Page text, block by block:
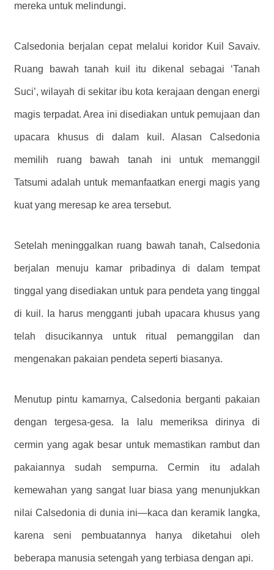
mereka untuk melindungi.
Calsedonia berjalan cepat melalui koridor Kuil Savaiv.
Ruang bawah tanah kuil itu dikenal sebagai ‘Tanah
Suci’, wilayah di sekitar ibu kota kerajaan dengan energi
magis terpadat. Area ini disediakan untuk pemujaan dan
upacara khusus di dalam kuil. Alasan Calsedonia
memilih ruang bawah tanah ini untuk memanggil
Tatsumi adalah untuk memanfaatkan energi magis yang
kuat yang meresap ke area tersebut.
Setelah meninggalkan ruang bawah tanah, Calsedonia
berjalan menuju kamar pribadinya di dalam tempat
tinggal yang disediakan untuk para pendeta yang tinggal
di kuil. Ia harus mengganti jubah upacara khusus yang
telah disucikannya untuk ritual pemanggilan dan
mengenakan pakaian pendeta seperti biasanya.
Menutup pintu kamarnya, Calsedonia berganti pakaian
dengan tergesa-gesa. Ia lalu memeriksa dirinya di
cermin yang agak besar untuk memastikan rambut dan
pakaiannya sudah sempurna. Cermin itu adalah
kemewahan yang sangat luar biasa yang menunjukkan
nilai Calsedonia di dunia ini—kaca dan keramik langka,
karena seni pembuatannya hanya diketahui oleh
beberapa manusia setengah yang terbiasa dengan api.